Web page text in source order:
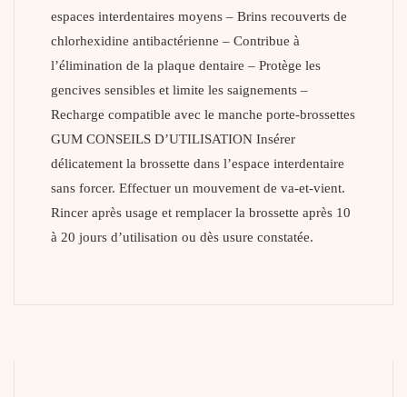
espaces interdentaires moyens – Brins recouverts de
chlorhexidine antibactérienne – Contribue à
l’élimination de la plaque dentaire – Protège les
gencives sensibles et limite les saignements –
Recharge compatible avec le manche porte-brossettes
GUM CONSEILS D’UTILISATION Insérer
délicatement la brossette dans l’espace interdentaire
sans forcer. Effectuer un mouvement de va-et-vient.
Rincer après usage et remplacer la brossette après 10
à 20 jours d’utilisation ou dès usure constatée.